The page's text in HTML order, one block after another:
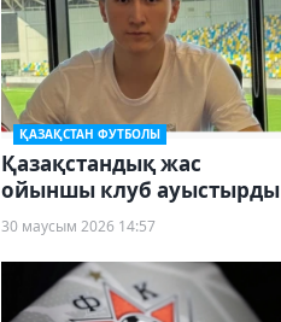
ҚАЗАҚСТАН ФУТБОЛЫ
Қазақстандық жас
ойыншы клуб ауыстырды
30 маусым 2026 14:57